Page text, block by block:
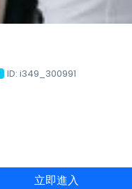
ID: i349_300991
立即進入